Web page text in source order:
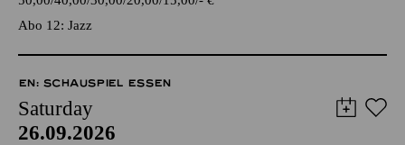
Abo 12: Jazz
EN: SCHAUSPIEL ESSEN
Saturday
26.09.2026